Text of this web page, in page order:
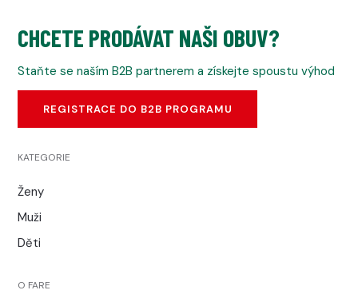
CHCETE PRODÁVAT NAŠI OBUV?
Staňte se naším B2B partnerem a získejte spoustu výhod
REGISTRACE DO B2B PROGRAMU
KATEGORIE
Ženy
Muži
Děti
O FARE